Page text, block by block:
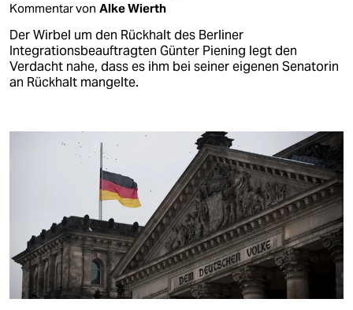
Kommentar von Alke Wierth
Der Wirbel um den Rückhalt des Berliner
Integrationsbeauftragten Günter Piening legt den
Verdacht nahe, dass es ihm bei seiner eigenen Senatorin
an Rückhalt mangelte.